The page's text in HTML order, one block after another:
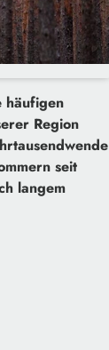
häufigen
Region
seit
langem